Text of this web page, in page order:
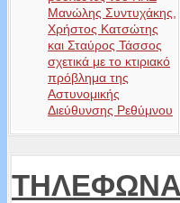
Μανώλης Συντυχάκης,
Χρήστος Κατσώτης
και Σταύρος Τάσσος
σχετικά με το κτιριακό
πρόβλημα της
Αστυνομικής
Διεύθυνσης Ρεθύμνου